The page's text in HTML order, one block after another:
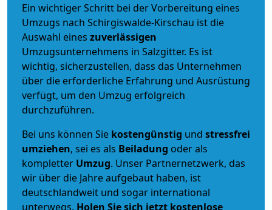
Ein wichtiger Schritt bei der Vorbereitung eines
Umzugs nach Schirgiswalde-Kirschau ist die
Auswahl eines zuverlässigen
Umzugsunternehmens in Salzgitter. Es ist
wichtig, sicherzustellen, dass das Unternehmen
über die erforderliche Erfahrung und Ausrüstung
verfügt, um den Umzug erfolgreich
durchzuführen.
Bei uns können Sie kostengünstig und stressfrei
umziehen, sei es als Beiladung oder als
kompletter Umzug. Unser Partnernetzwerk, das
wir über die Jahre aufgebaut haben, ist
deutschlandweit und sogar international
unterwegs. Holen Sie sich jetzt kostenlose